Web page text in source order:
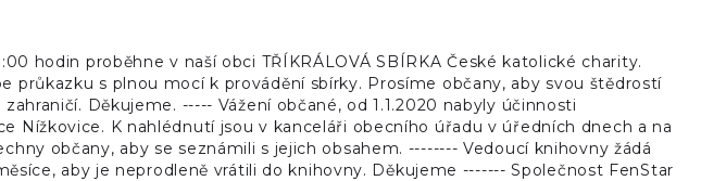
hodin proběhne v naší obci TŘÍKRÁLOVÁ SBÍRKA České katolické charity.
průkazku s plnou mocí k provádění sbírky. Prosíme občany, aby svou štědrostí
Děkujeme. ----- Vážení občané, od 1.1.2020 nabyly účinnosti
Nížkovice. K nahlédnutí jsou v kanceláři obecního úřadu v úředních dnech a na
občany, aby se seznámili s jejich obsahem. -------- Vedoucí knihovny žádá
aby je neprodleně vrátili do knihovny. Děkujeme ------- Společnost FenStar